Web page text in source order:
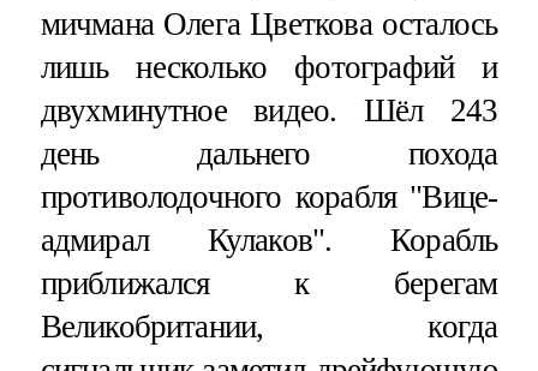
мичмана Олега Цветкова осталось
лишь несколько фотографий и
двухминутное видео. Шёл 243
день дальнего похода
противолодочного корабля "Вице-
адмирал Кулаков". Корабль
приближался к берегам
Великобритании, когда